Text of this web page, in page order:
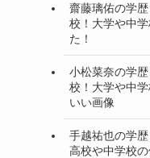
齋藤璃佑の学
校！大学や中
た！
小松菜奈の学
校！大学や中
いい画像
手越祐也の学
高校や中学校